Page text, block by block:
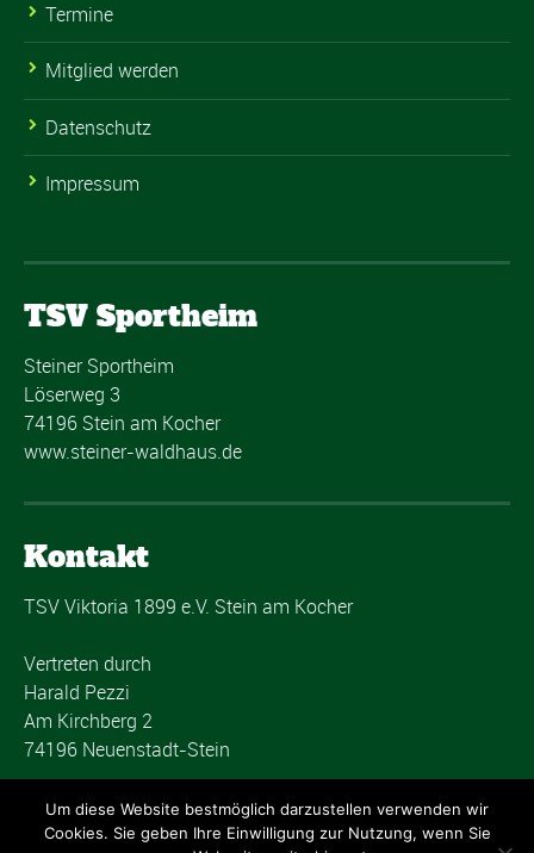
Termine
Mitglied werden
Datenschutz
Impressum
TSV Sportheim
Steiner Sportheim
Löserweg 3
74196 Stein am Kocher
www.steiner-waldhaus.de
Kontakt
TSV Viktoria 1899 e.V. Stein am Kocher
Vertreten durch
Harald Pezzi
Am Kirchberg 2
74196 Neuenstadt-Stein
post@tsvstein.com
Um diese Website bestmöglich darzustellen verwenden wir
Cookies. Sie geben Ihre Einwilligung zur Nutzung, wenn Sie